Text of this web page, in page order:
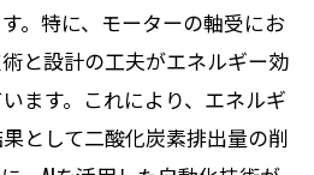
。特に、モーターの軸受にお
と設計の工夫がエネルギー効
ます。これにより、エネルギ
として二酸化炭素排出量の削